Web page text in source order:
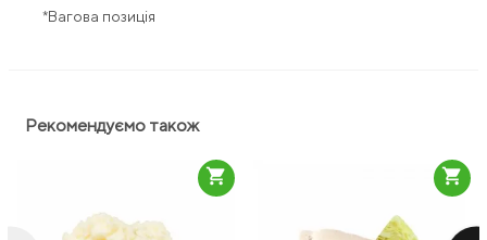
*Вагова позиція
Рекомендуємо також
shopping_cart shopping_cart